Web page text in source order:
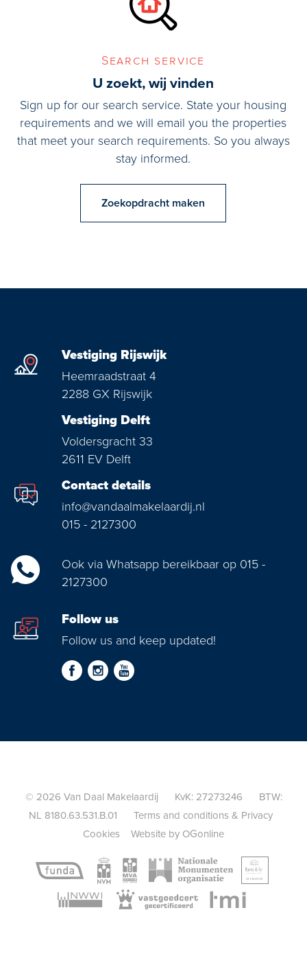
Search service
U zoekt, wij vinden
Sign up for our search service. State your housing
requirements and we will email you the properties
that meet your search requirements. So you always
stay informed.
Zoekopdracht maken
Vestiging Rijswijk
Heemraadstraat 4
2288 GX Rijswijk
Vestiging Delft
Voldersgracht 33
2611 EV Delft
Contact details
info@vandaalmakelaardij.nl
015 - 2127300
Ook via Whatsapp bereikbaar op 015 -
2127300
Follow us
Follow us and keep updated!
© 2026 Van Daal Makelaardij KvK: 27273246 BTW:
NL 8180.63.531.B.01 Terms and conditions & Privacy
Cookies
Website by OGonline